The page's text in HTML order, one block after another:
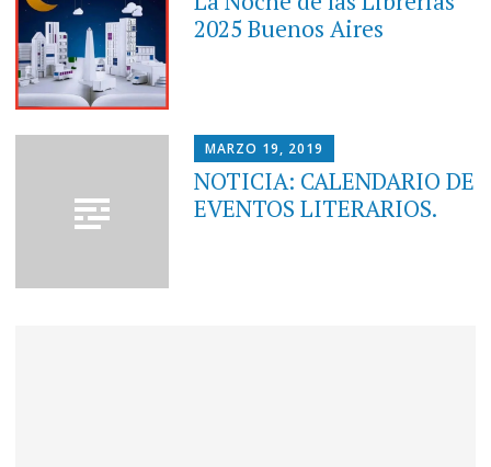
2025 Buenos Aires
MARZO 19, 2019
NOTICIA: CALENDARIO DE
EVENTOS LITERARIOS.